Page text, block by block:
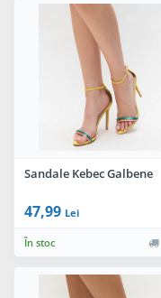
Sandale Kebec Galbene
47,99 Lei
În stoc